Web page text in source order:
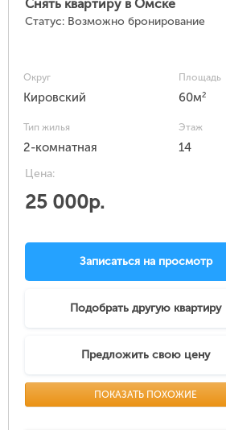
Снять квартиру в Омске
Статус: Возможно бронирование
Округ
Кировский
Площадь
60м2
Тип жилья
2-комнатная
Этаж
14
Цена:
25 000р.
Записаться на просмотр
Подобрать другую квартиру
Предложить свою цену
ПОКАЗАТЬ ПОХОЖИЕ